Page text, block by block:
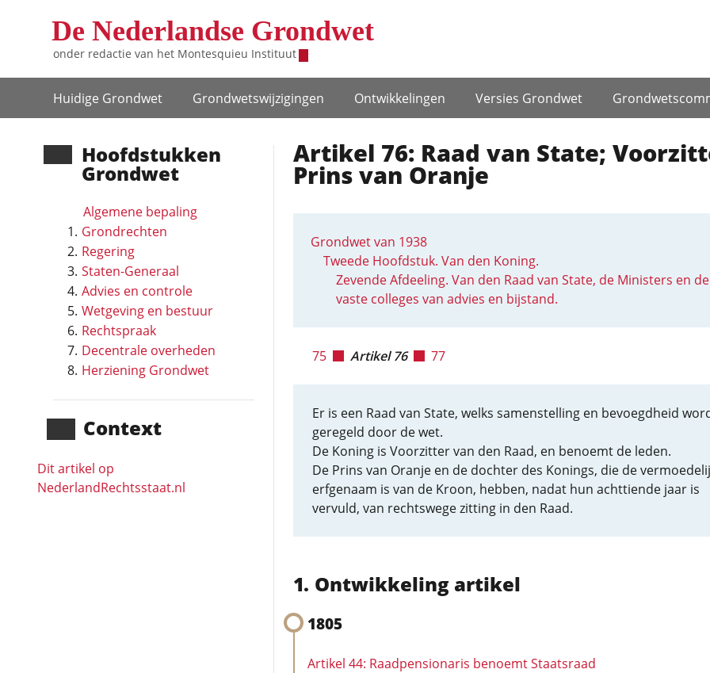
De Nederlandse Grondwet
onder redactie van het Montesquieu Instituut
Hoofdnavigatie
Huidige Grondwet Grondwets­wijzigingen Ontwikke­lingen Versies Grondwet
Hoofd­stukken
Grondwet
Algemene bepaling
Grondrechten
Regering
Staten-Generaal
Advies en controle
Wetgeving en bestuur
Rechtspraak
Decentrale overheden
Herziening Grondwet
Context
Dit artikel op
NederlandRechts­staat.nl
Artikel 76: Raad van State;
Prins van Oranje
Grondwet van 1938
Tweede Hoofdstuk. Van den Koning.
Zevende Afdeeling. Van den Raad van State, de Ministers en de
vaste colleges van advies en bijstand.
75 Artikel 76 77
Er is een Raad van State, welks samenstelling en bevoegdheid
geregeld door de wet.
De Koning is Voorzitter van den Raad, en benoemt de leden.
De Prins van Oranje en de dochter des Konings, die de
erfgenaam is van de Kroon, hebben, nadat hun achttiende jaar is
vervuld, van rechtswege zitting in den Raad.
Ontwikkeling artikel
1805
Artikel 44: Raadpensionaris benoemt Staatsraad